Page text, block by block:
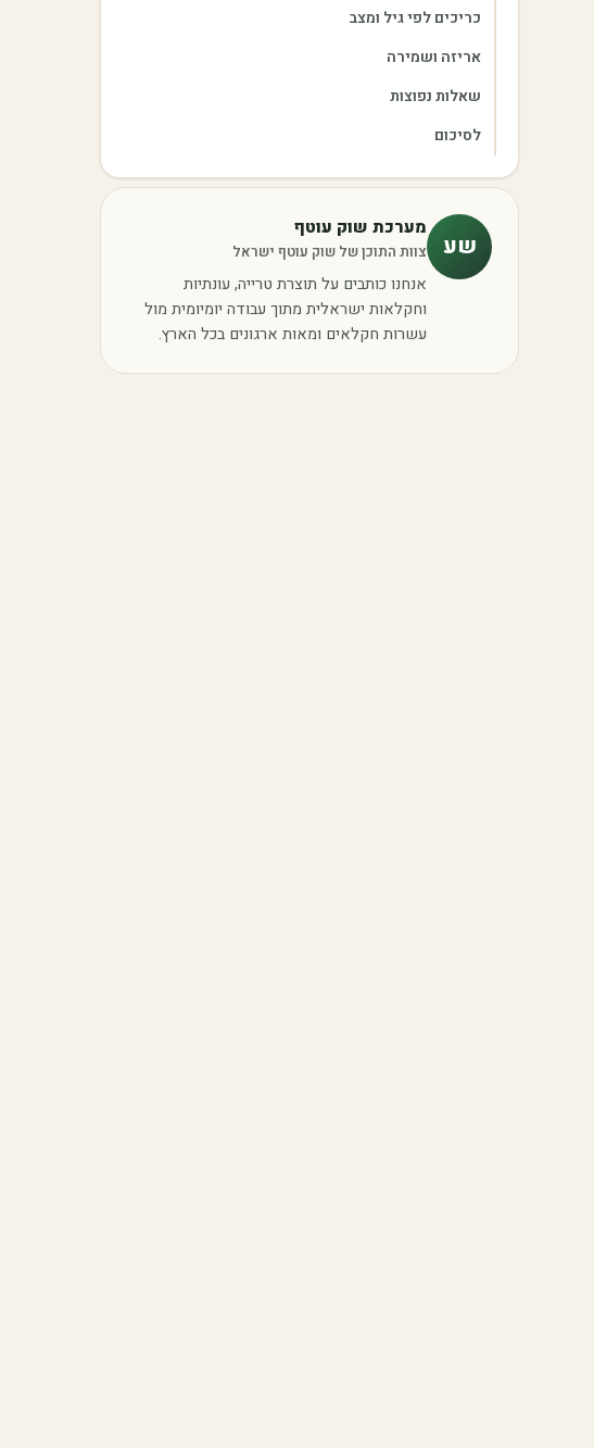
כריכים לפי גיל ומצב
אריזה ושמירה
שאלות נפוצות
לסיכום
שע
מערכת שוק עוטף
צוות התוכן של שוק עוטף ישראל
אנחנו כותבים על תוצרת טרייה, עונתיות
וחקלאות ישראלית מתוך עבודה יומיומית מול
עשרות חקלאים ומאות ארגונים בכל הארץ.